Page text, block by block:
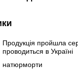
Продукція пройшла
проводиться в Україні
натюрморти